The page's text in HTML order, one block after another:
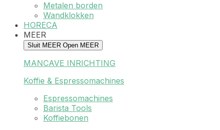
Metalen borden
Wandklokken
HORECA
MEER
Sluit MEER Open MEER
MANCAVE INRICHTING
Koffie & Espressomachines
Espressomachines
Barista Tools
Koffiebonen